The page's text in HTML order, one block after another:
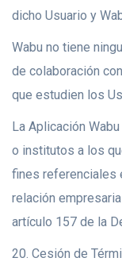
dicho Usuario y
Wabu no tiene
de colaboración
que estudien los
La Aplicación
o institutos a los
fines referenciales
relación
artículo 157 de la
20. Cesión de